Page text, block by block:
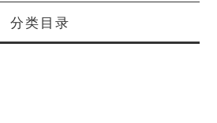
分类目录